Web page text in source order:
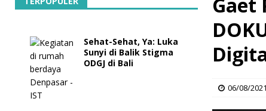
06/08/2021
Sehat-Sehat, Ya: Luka
Sunyi di Balik Stigma
ODGJ di Bali